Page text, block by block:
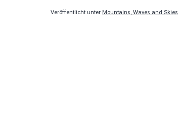
Veröffentlicht unter Mountains, Waves and Skies